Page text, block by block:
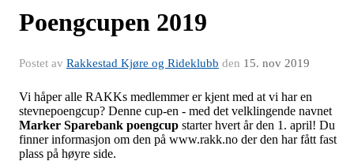
Poengcupen 2019
Postet av Rakkestad Kjøre og Rideklubb den 15. nov 2019
Vi håper alle RAKKs medlemmer er kjent med at vi har en
stevnepoengcup? Denne cup-en - med det velklingende navnet
Marker Sparebank poengcup starter hvert år den 1. april! Du
finner informasjon om den på www.rakk.no der den har fått fast
plass på høyre side.